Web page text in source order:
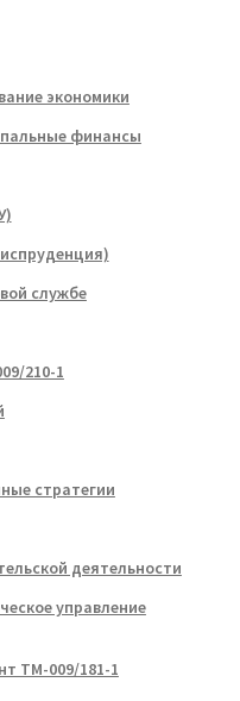
экономики
финансы
службе
210-1
стратегии
деятельности
управление
ТМ-009/181-1